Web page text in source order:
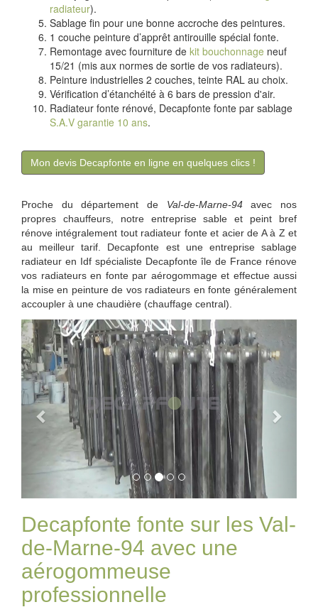
radiateur).
Sablage fin pour une bonne accroche des peintures.
1 couche peinture d’apprêt antirouille spécial fonte.
Remontage avec fourniture de kit bouchonnage neuf
15/21 (mis aux normes de sortie de vos radiateurs).
Peinture industrielles 2 couches, teinte RAL au choix.
Vérification d’étanchéité à 6 bars de pression d'air.
Radiateur fonte rénové, Decapfonte fonte par sablage
S.A.V garantie 10 ans.
Mon devis Decapfonte en ligne en quelques clics !
Proche du département de Val-de-Marne-94avec nos
propres chauffeurs, notre entreprise sable et peint bref
rénove intégralement tout radiateur fonte et acier de A à Z et
au meilleur tarif. Decapfonte est une entreprise sablage
radiateur en Idf spécialiste Decapfonte île de France rénove
vos radiateurs en fonte par aérogommage et effectue aussi
la mise en peinture de vos radiateurs en fonte généralement
accoupler à une chaudière (chauffage central).
Decapfonte fonte sur les Val-
de-Marne-94 avec une
aérogommeuse
professionnelle